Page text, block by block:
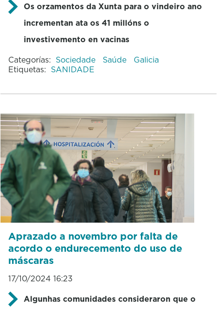
Os orzamentos da Xunta para o vindeiro ano
incrementan ata os 41 millóns o
investivemento en vacinas
Categorías: Sociedade Saúde
Galicia
Etiquetas: SANIDADE
Aprazado a novembro por falta de
acordo o endurecemento do uso de
máscaras
17/10/2024 16:23
Algunhas comunidades consideraron que o